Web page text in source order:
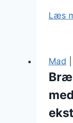
Læs
Mad